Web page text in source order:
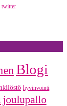
Blogi
hyvinvointi
joulupallo